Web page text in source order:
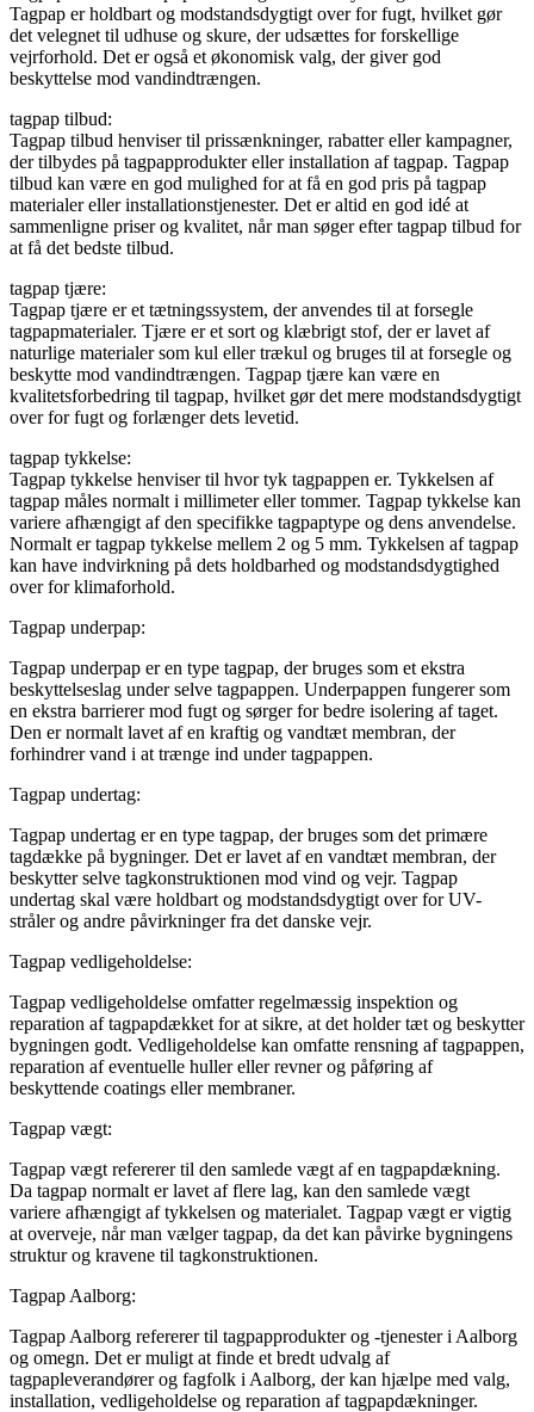
Tagpap er holdbart og modstandsdygtigt over for fugt, hvilket gør
det velegnet til udhuse og skure, der udsættes for forskellige
vejrforhold. Det er også et økonomisk valg, der giver god
beskyttelse mod vandindtrængen.
tagpap tilbud:
Tagpap tilbud henviser til prissænkninger, rabatter eller kampagner,
der tilbydes på tagpapprodukter eller installation af tagpap. Tagpap
tilbud kan være en god mulighed for at få en god pris på tagpap
materialer eller installationstjenester. Det er altid en god idé at
sammenligne priser og kvalitet, når man søger efter tagpap tilbud for
at få det bedste tilbud.
tagpap tjære:
Tagpap tjære er et tætningssystem, der anvendes til at forsegle
tagpapmaterialer. Tjære er et sort og klæbrigt stof, der er lavet af
naturlige materialer som kul eller trækul og bruges til at forsegle og
beskytte mod vandindtrængen. Tagpap tjære kan være en
kvalitetsforbedring til tagpap, hvilket gør det mere modstandsdygtigt
over for fugt og forlænger dets levetid.
tagpap tykkelse:
Tagpap tykkelse henviser til hvor tyk tagpappen er. Tykkelsen af
tagpap måles normalt i millimeter eller tommer. Tagpap tykkelse kan
variere afhængigt af den specifikke tagpaptype og dens anvendelse.
Normalt er tagpap tykkelse mellem 2 og 5 mm. Tykkelsen af tagpap
kan have indvirkning på dets holdbarhed og modstandsdygtighed
over for klimaforhold.
Tagpap underpap:
Tagpap underpap er en type tagpap, der bruges som et ekstra
beskyttelseslag under selve tagpappen. Underpappen fungerer som
en ekstra barrierer mod fugt og sørger for bedre isolering af taget.
Den er normalt lavet af en kraftig og vandtæt membran, der
forhindrer vand i at trænge ind under tagpappen.
Tagpap undertag:
Tagpap undertag er en type tagpap, der bruges som det primære
tagdække på bygninger. Det er lavet af en vandtæt membran, der
beskytter selve tagkonstruktionen mod vind og vejr. Tagpap
undertag skal være holdbart og modstandsdygtigt over for UV-
stråler og andre påvirkninger fra det danske vejr.
Tagpap vedligeholdelse:
Tagpap vedligeholdelse omfatter regelmæssig inspektion og
reparation af tagpapdækket for at sikre, at det holder tæt og beskytter
bygningen godt. Vedligeholdelse kan omfatte rensning af tagpappen,
reparation af eventuelle huller eller revner og påføring af
beskyttende coatings eller membraner.
Tagpap vægt:
Tagpap vægt refererer til den samlede vægt af en tagpapdækning.
Da tagpap normalt er lavet af flere lag, kan den samlede vægt
variere afhængigt af tykkelsen og materialet. Tagpap vægt er vigtig
at overveje, når man vælger tagpap, da det kan påvirke bygningens
struktur og kravene til tagkonstruktionen.
Tagpap Aalborg:
Tagpap Aalborg refererer til tagpapprodukter og -tjenester i Aalborg
og omegn. Det er muligt at finde et bredt udvalg af
tagpapleverandører og fagfolk i Aalborg, der kan hjælpe med valg,
installation, vedligeholdelse og reparation af tagpapdækninger.